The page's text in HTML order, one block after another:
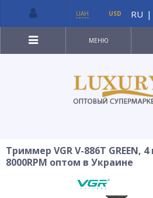
МЕНЮ
Триммер VGR V-886T GREEN,
8000RPM оптом в Украине
UAH USD RU |